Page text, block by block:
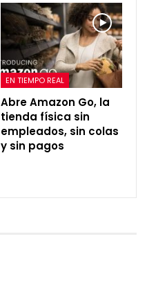
EN TIEMPO REAL
Abre Amazon Go, la
tienda física sin
empleados, sin colas
y sin pagos